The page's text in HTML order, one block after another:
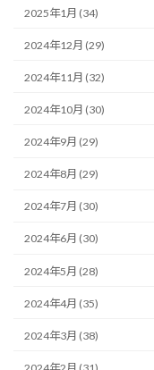
2025年1月 (34)
2024年12月 (29)
2024年11月 (32)
2024年10月 (30)
2024年9月 (29)
2024年8月 (29)
2024年7月 (30)
2024年6月 (30)
2024年5月 (28)
2024年4月 (35)
2024年3月 (38)